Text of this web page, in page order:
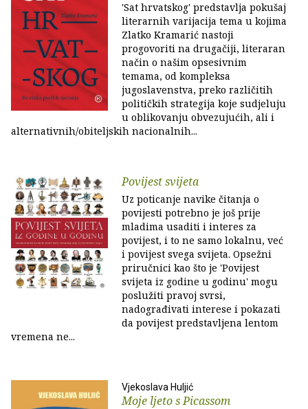
'Sat hrvatskog' predstavlja pokušaj
literarnih varijacija tema u kojima
Zlatko Kramarić nastoji
progovoriti na drugačiji, literaran
način o našim opsesivnim
temama, od kompleksa
jugoslavenstva, preko različitih
političkih strategija koje sudjeluju
u oblikovanju obvezujućih, ali i
alternativnih/obiteljskih nacionalnih...
Povijest svijeta
Uz poticanje navike čitanja o
povijesti potrebno je još prije
mladima usaditi i interes za
povijest, i to ne samo lokalnu, već
i povijest svega svijeta. Opsežni
priručnici kao što je 'Povijest
svijeta iz godine u godinu' mogu
poslužiti pravoj svrsi,
nadograđivati interese i pokazati
da povijest predstavljena lentom
vremena ne...
Vjekoslava Huljić
Moje ljeto s Picassom